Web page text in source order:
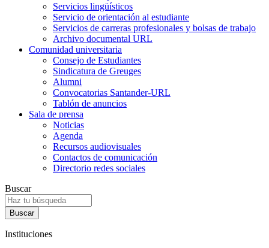
Servicios lingüísticos
Servicio de orientación al estudiante
Servicios de carreras profesionales y bolsas de trabajo
Archivo documental URL
Comunidad universitaria
Consejo de Estudiantes
Sindicatura de Greuges
Alumni
Convocatorias Santander-URL
Tablón de anuncios
Sala de prensa
Noticias
Agenda
Recursos audiovisuales
Contactos de comunicación
Directorio redes sociales
Buscar
Instituciones